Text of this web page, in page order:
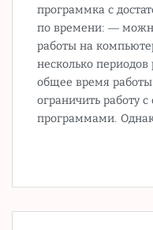
программка с
по времени: —
работы на
несколько
общее время
ограничить работу
программами.